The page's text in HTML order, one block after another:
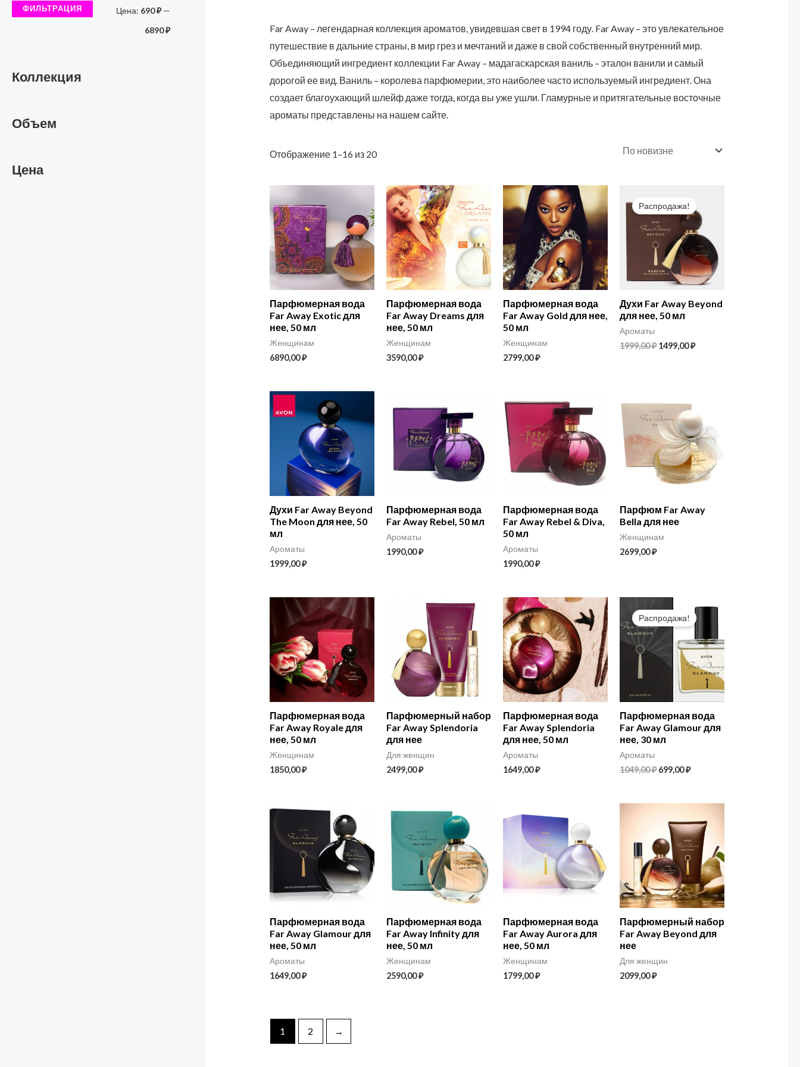
ФИЛЬТРАЦИЯ Цена: 690 ₽—
6890 ₽
Коллекция
Объем
Цена
Far Away – легендарная коллекция ароматов, увидевшая свет в 1994 году. Far Away – это увлекательное
путешествие в дальние страны, в мир грез и мечтаний и даже в свой собственный внутренний мир.
Объединяющий ингредиент коллекции Far Away – мадагаскарская ваниль – эталон ванили и самый
дорогой ее вид. Ваниль – королева парфюмерии, это наиболее часто используемый ингредиент. Она
создает благоухающий шлейф даже тогда, когда вы уже ушли. Гламурные и притягательные восточные
ароматы представлены на нашем сайте.
Отображение 1–16 из 20
Парфюмерная вода
Far Away Exotic для
нее, 50 мл
Женщинам
6890,00₽
Парфюмерная вода
Far Away Dreams для
нее, 50 мл
Женщинам
3590,00₽
Парфюмерная вода
Far Away Gold для нее,
50 мл
Женщинам
2799,00₽
Распродажа!
Духи Far Away Beyond
для нее, 50 мл
Ароматы
1999,00₽
составляла
1999,00 ₽.
1499,00₽
1499,00 ₽.
Духи Far Away Beyond
The Moon для нее, 50
мл
Ароматы
1999,00₽
Парфюмерная вода
Far Away Rebel, 50 мл
Ароматы
1990,00₽
Парфюмерная вода
Far Away Rebel & Diva,
50 мл
Ароматы
1990,00₽
Парфюм Far Away
Bella для нее
Женщинам
2699,00₽
Парфюмерная вода
Far Away Royale для
нее, 50 мл
Женщинам
1850,00₽
Парфюмерный набор
Far Away Splendoria
для нее
Для женщин
2499,00₽
Парфюмерная вода
Far Away Splendoria
для нее, 50 мл
Ароматы
1649,00₽
Распродажа!
Парфюмерная вода
Far Away Glamour для
нее, 30 мл
Ароматы
1049,00₽
цена
составляла
699,00₽
цена:
699,00 ₽.
Парфюмерная вода
Far Away Glamour для
нее, 50 мл
Ароматы
1649,00₽
Парфюмерная вода
Far Away Infinity для
нее, 50 мл
Женщинам
2590,00₽
Парфюмерная вода
Far Away Aurora для
нее, 50 мл
Женщинам
1799,00₽
Парфюмерный набор
Far Away Beyond для
нее
Для женщин
2099,00₽
1 2 →